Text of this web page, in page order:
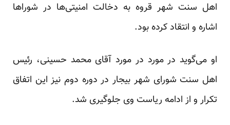
اهل سنت شهر قروه به دخالت امنیتی‌ها در شوراها
اشاره و انتقاد کرده بود.
او می‌گوید در مورد در مورد آقای محمد حسینی، رئیس
اهل سنت شورای شهر بیجار در دوره دوم نیز این اتفاق
تکرار و از ادامه ریاست وی جلوگیری شد.